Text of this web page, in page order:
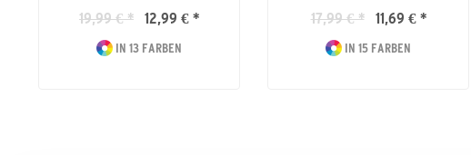
19,99 € * 12,99 € *
IN 13 FARBEN
17,99 € * 11,69 € *
IN 15 FARBEN